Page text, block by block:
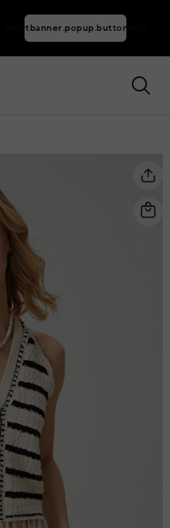
smartbanner.popup.buttontext